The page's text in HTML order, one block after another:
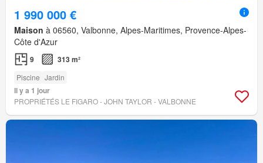
1 990 000 €
Maison à 06560, Valbonne, Alpes-Maritimes, Provence-Alpes-
Côte d'Azur
9 313 m²
Piscine Jardin
Il y a 1 jour
PROPRIÉTÉS LE FIGARO - JOHN TAYLOR - VALBONNE